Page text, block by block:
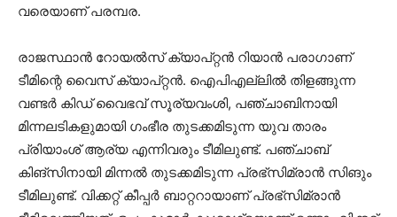
വരെയാണ് പരമ്പര.
രാജസ്ഥാന്‍ റോയല്‍സ് ക്യാപ്റ്റന്‍ റിയാന്‍ പരാഗാണ്
ടീമിന്റെ വൈസ് ക്യാപ്റ്റന്‍. ഐപിഎല്ലില്‍ തിളങ്ങുന്ന
വണ്ടര്‍ കിഡ് വൈഭവ് സൂര്യവംശി, പഞ്ചാബിനായി
മിന്നലടികളുമായി ഗംഭീര തുടക്കമിടുന്ന യുവ താരം
പ്രിയാംശ് ആര്യ എന്നിവരും ടീമിലുണ്ട്. പഞ്ചാബ്
കിങ്‌സിനായി മിന്നല്‍ തുടക്കമിടുന്ന പ്രഭ്‌സിമ്രാന്‍ സിങും
ടീമിലുണ്ട്. വിക്കറ്റ് കീപ്പര്‍ ബാറ്ററായാണ് പ്രഭ്‌സിമ്രാന്‍